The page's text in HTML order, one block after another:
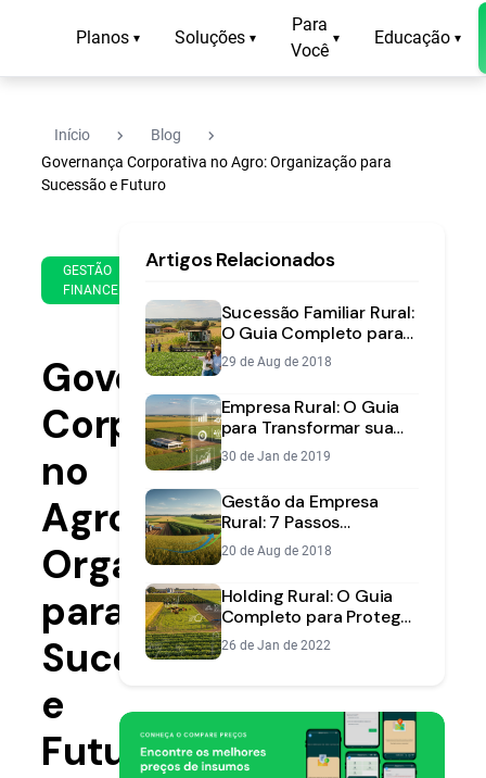
Planos ▾ Soluções ▾
Para
Você
▾ Educação ▾
Início navigate_next Blog navigate_next
Governança Corporativa no Agro: Organização para
Sucessão e Futuro
GESTÃO
FINANCEIRA
de
de
2019
min
leitura
Governança
Corporativa
no
Agro:
Organização
para
Sucessão
e
Futuro
Artigos Relacionados
Sucessão Familiar Rural:
O Guia Completo para
Planejar o Futuro da
Sua Fazenda
29 de Aug de 2018
Empresa Rural: O Guia
para Transformar sua
Fazenda em um
Negócio de Sucesso
30 de Jan de 2019
Gestão da Empresa
Rural: 7 Passos
Essenciais para
Aumentar a
Lucratividade
20 de Aug de 2018
Holding Rural: O Guia
Completo para Proteger
seu Patrimônio e
Reduzir Impostos
26 de Jan de 2022